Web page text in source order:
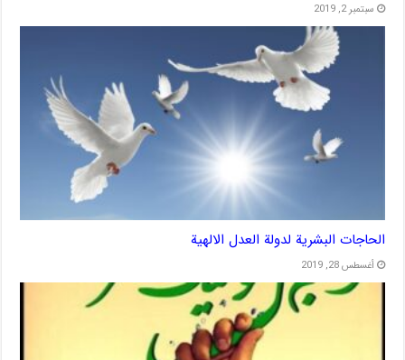
سبتمبر 2, 2019
الحاجات البشرية لدولة العدل الالهية
أغسطس 28, 2019